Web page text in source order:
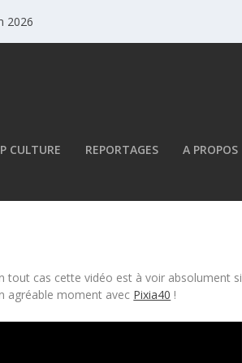
2026
CULTURE REPORTAGES A PROPOS
tout cas cette vidéo est à voir absolument si
agréable moment avec Pixia40 !